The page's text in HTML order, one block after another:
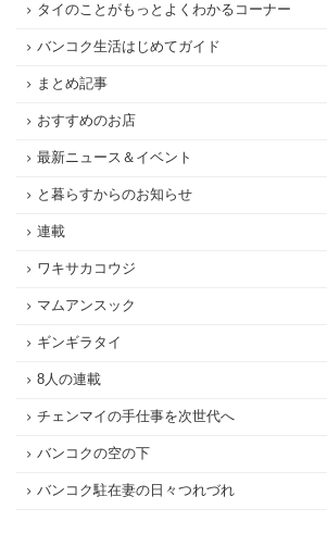
タイのことがもっとよくわかるコーナー
バンコク生活はじめてガイド
まとめ記事
おすすめのお店
最新ニュース＆イベント
と暮らすからのお知らせ
連載
ワキサカコウジ
マムアンスック
ギンギラタイ
8人の連載
チェンマイの手仕事を次世代へ
バンコクの空の下
バンコク駐在妻の日々つれづれ